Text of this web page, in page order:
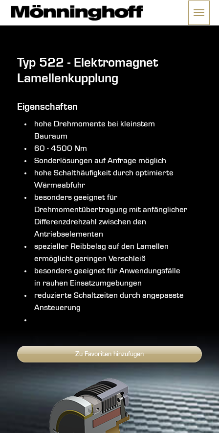
Menü
Typ 522 - Elektromagnet
Lamellenkupplung
Eigenschaften
hohe Drehmomente bei kleinstem
Bauraum
60 - 4500 Nm
Sonderlösungen auf Anfrage möglich
hohe Schalthäufigkeit durch optimierte
Wärmeabfuhr
besonders geeignet für
Drehmomentübertragung mit anfänglicher
Differenzdrehzahl zwischen den
Antriebselementen
spezieller Reibbelag auf den Lamellen
ermöglicht geringen Verschleiß
besonders geeignet für Anwendungsfälle
in rauhen Einsatzumgebungen
reduzierte Schaltzeiten durch angepasste
Ansteuerung
Zu Favoriten hinzufügen